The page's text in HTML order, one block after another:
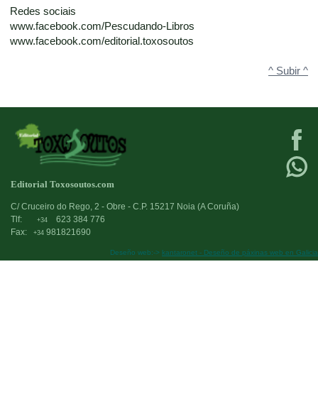
Redes sociais
www.facebook.com/Pescudando-Libros
www.facebook.com/editorial.toxosoutos
^ Subir ^
Editorial Toxosoutos.com
C/ Cruceiro do Rego, 2 - Obre - C.P. 15217 Noia (A Coruña)
Tlf:
+34
623 384 776
Fax:
+34 981821690
Deseño web:-> kantaronet - Deseño de páxinas web en Galicia